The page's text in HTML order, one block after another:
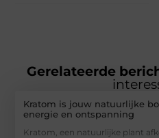
Gerelateerde
Kratom is jouw natuurlijke
energie en ontspanning
Kratom, een natuurlijke plant